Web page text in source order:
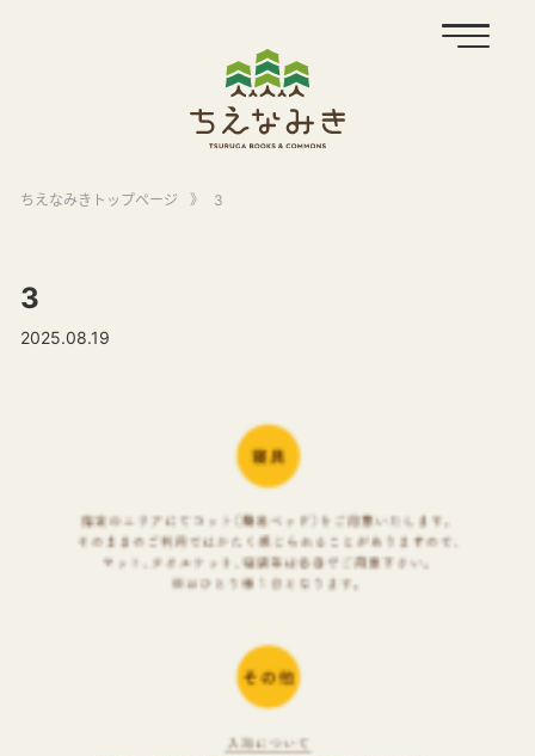
ちえなみきトップページ 》 3
3
2025.08.19